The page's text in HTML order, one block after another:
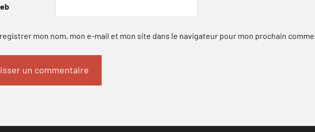
mon nom, mon e-mail et mon site dans le navigateur pour mon prochain